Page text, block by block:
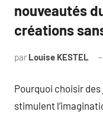
nouveautés
créations
par Louise KESTEL
Pourquoi choisir
stimulent